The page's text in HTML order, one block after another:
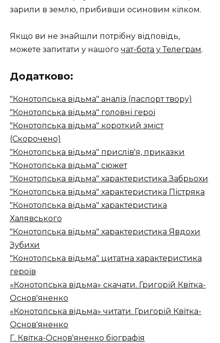
зарили в землю, прибивши осиновим кілком.
Якщо ви не знайшли потрібну відповідь,
можете запитати у нашого чат-бота у Телеграм.
Додатково:
"Конотопська відьма" аналіз (паспорт твору)
"Конотопська відьма" головні герої
"Конотопська відьма" короткий зміст
(Скорочено)
"Конотопська відьма" прислів'я, приказки
"Конотопська відьма" сюжет
"Конотопська відьма" характеристика Забрьохи
"Конотопська відьма" характеристика Пістряка
"Конотопська відьма" характеристика
Халявського
"Конотопська відьма" характеристика Явдохи
Зубихи
"Конотопська відьма" цитатна характеристика
героїв
«Конотопська відьма» скачати. Григорій Квітка-
Основ'яненко
«Конотопська відьма» читати. Григорій Квітка-
Основ'яненко
Г. Квітка-Основ'яненко біографія